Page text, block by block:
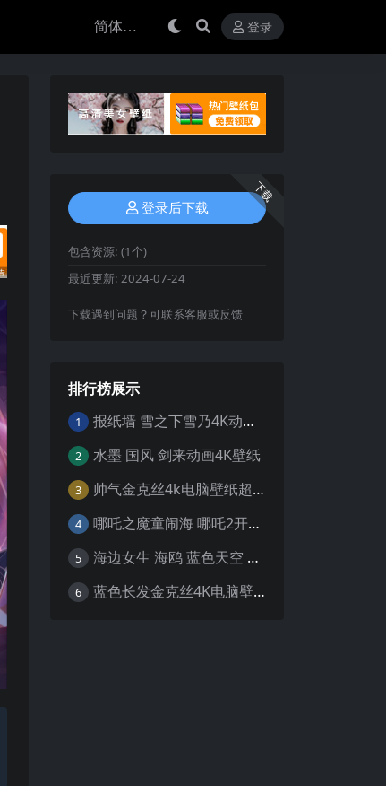
登录
下载
登录后下载
包含资源: (1个)
最近更新: 2024-07-24
下载遇到问题？可联系客服或反馈
排行榜展示
1 报纸墙 雪之下雪乃4K动漫壁纸
2 水墨 国风 剑来动画4K壁纸
3 帅气金克丝4k电脑壁纸超清
4 哪吒之魔童闹海 哪吒2开场4K壁纸
5 海边女生 海鸥 蓝色天空 4K壁纸
6 蓝色长发金克丝4K电脑壁纸